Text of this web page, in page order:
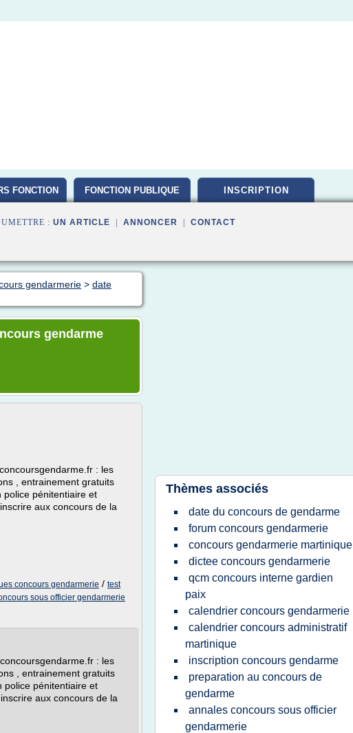
FONCTION
D ETAT 2016
FONCTION PUBLIQUE INSCRIPTION
: UN ARTICLE ANNONCER CONTACT
gendarmerie > date
gendarme
: les
, entrainement gratuits
police pénitentiaire et
aux concours de la
concours gendarmerie / test
sous officier gendarmerie
: les
, entrainement gratuits
police pénitentiaire et
aux concours de la
Thèmes associés
date du concours de gendarme
forum concours gendarmerie
concours gendarmerie martinique
dictee concours gendarmerie
qcm concours interne gardien
paix
calendrier concours gendarmerie
calendrier concours administratif
martinique
inscription concours gendarme
preparation au concours de
gendarme
annales concours sous officier
gendarmerie